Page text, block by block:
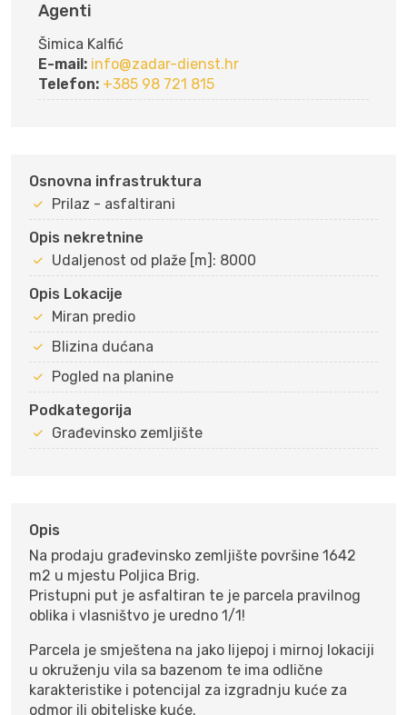
Agenti
Šimica Kalfić
E-mail: info@zadar-dienst.hr
Telefon: +385 98 721 815
Osnovna infrastruktura
Prilaz - asfaltirani
Opis nekretnine
Udaljenost od plaže [m]: 8000
Opis Lokacije
Miran predio
Blizina dućana
Pogled na planine
Podkategorija
Građevinsko zemljište
Opis
Na prodaju građevinsko zemljište površine 1642
m2 u mjestu Poljica Brig.
Pristupni put je asfaltiran te je parcela pravilnog
oblika i vlasništvo je uredno 1/1!
Parcela je smještena na jako lijepoj i mirnoj lokaciji
u okruženju vila sa bazenom te ima odlične
karakteristike i potencijal za izgradnju kuće za
odmor ili obiteljske kuće.